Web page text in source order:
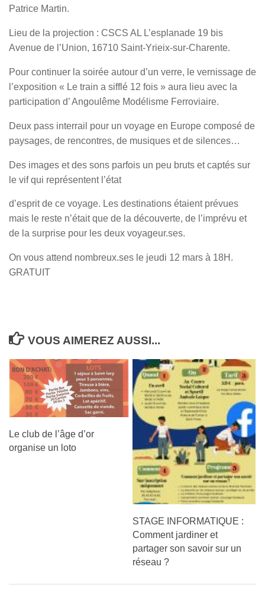
Patrice Martin.
Lieu de la projection : CSCS AL L’esplanade 19 bis
Avenue de l’Union, 16710 Saint-Yrieix-sur-Charente.
Pour continuer la soirée autour d’un verre, le vernissage de
l’exposition « Le train a sifflé 12 fois » aura lieu avec la
participation d’ Angoulême Modélisme Ferroviaire.
Deux pass interrail pour un voyage en Europe composé de
paysages, de rencontres, de musiques et de silences…
Des images et des sons parfois un peu bruts et captés sur
le vif qui représentent l’état
d’esprit de ce voyage. Les destinations étaient prévues
mais le reste n’était que de la découverte, de l’imprévu et
de la surprise pour les deux voyageur.ses.
On vous attend nombreux.ses le jeudi 12 mars à 18H.
GRATUIT
VOUS AIMEREZ AUSSI...
Le club de l’âge d’or
organise un loto
STAGE INFORMATIQUE :
Comment jardiner et
partager son savoir sur un
réseau ?